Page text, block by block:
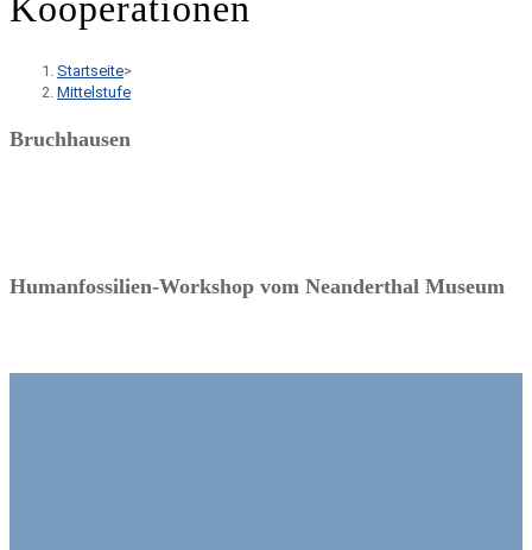
Kooperationen
Startseite>
Mittelstufe
Bruchhausen
Humanfossilien-Workshop vom Neanderthal Museum